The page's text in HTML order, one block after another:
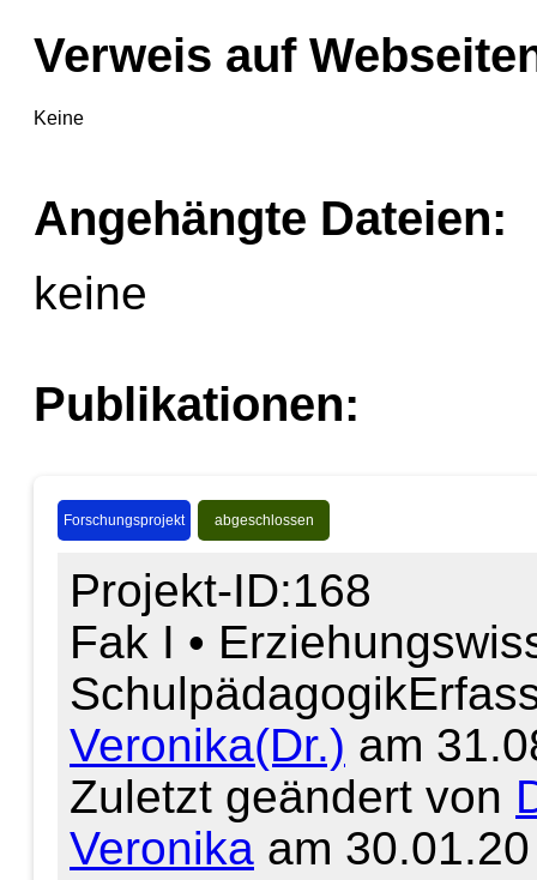
Verweis auf
Keine
Angehängte Dateien:
keine
Publikationen:
Forschungsprojekt abgeschlossen
Projekt-ID:168
Fak I •
Schulpädagogik
Veronika(Dr.) am
Zuletzt geändert von
Veronika am 30.01.20